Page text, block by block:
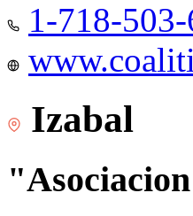
1-718-
Izabal